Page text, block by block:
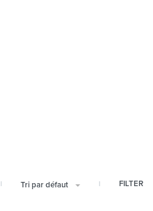
Tri par défaut FILTER